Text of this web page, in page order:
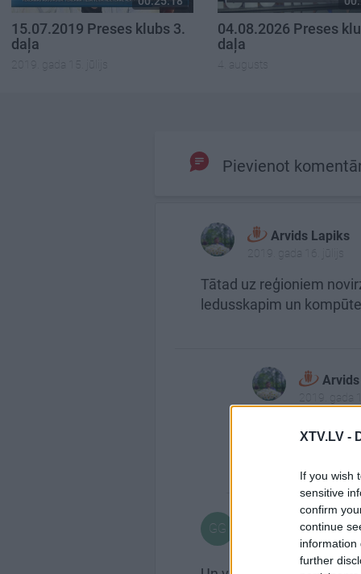
XTV.LV -
If you wish
sensitive
confirm
continue
information
further
15.07.2019 Preses klubs 3.
daļa
2019. gada 15. jūlijs
04.08.2026 Preses
daļa
4. augusts
Pievienot
Arvids Lapiks
2019. gada 16. jūlijs
Tātad uz reģioniem
ledusskapim un
2019. gada
Vēl labāk katrā
policija varēs
GG Gintars
2019. gada 16. jūlijs